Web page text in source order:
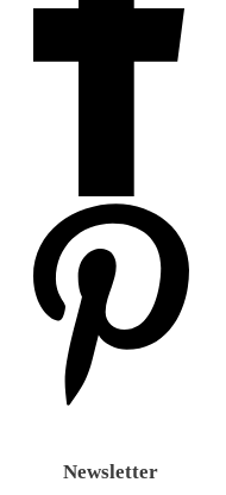
Newsletter